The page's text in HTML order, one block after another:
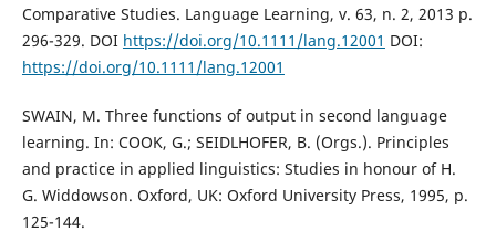
Comparative Studies. Language Learning, v. 63, n. 2, 2013 p.
296-329. DOI https://doi.org/10.1111/lang.12001 DOI:
https://doi.org/10.1111/lang.12001
SWAIN, M. Three functions of output in second language
learning. In: COOK, G.; SEIDLHOFER, B. (Orgs.). Principles
and practice in applied linguistics: Studies in honour of H.
G. Widdowson. Oxford, UK: Oxford University Press, 1995, p.
125-144.